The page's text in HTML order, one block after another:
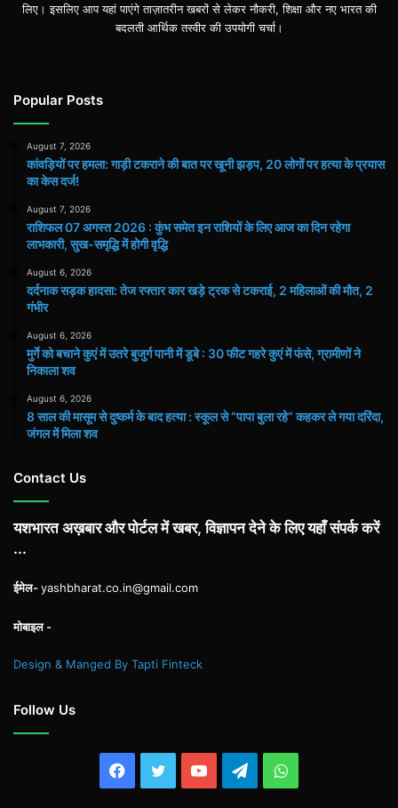
लिए। इसलिए आप यहां पाएंगे ताज़ातरीन खबरों से लेकर नौकरी, शिक्षा और नए भारत की
बदलती आर्थिक तस्वीर की उपयोगी चर्चा।
Popular Posts
August 7, 2026
कांवड़ियों पर हमला: गाड़ी टकराने की बात पर खूनी झड़प, 20 लोगों पर हत्या के प्रयास
का केस दर्ज!
August 7, 2026
राशिफल 07 अगस्त 2026 : कुंभ समेत इन राशियों के लिए आज का दिन रहेगा
लाभकारी, सुख-समृद्धि में होगी वृद्धि
August 6, 2026
दर्दनाक सड़क हादसा: तेज रफ्तार कार खड़े ट्रक से टकराई, 2 महिलाओं की मौत, 2
गंभीर
August 6, 2026
मुर्गे को बचाने कुएं में उतरे बुजुर्ग पानी में डूबे : 30 फीट गहरे कुएं में फंसे, ग्रामीणों ने
निकाला शव
August 6, 2026
8 साल की मासूम से दुष्कर्म के बाद हत्या : स्कूल से “पापा बुला रहे” कहकर ले गया दरिंदा,
जंगल में मिला शव
Contact Us
यशभारत अख़बार और पोर्टल में खबर, विज्ञापन देने के लिए यहाँ संपर्क करें
...
ईमेल-yashbharat.co.in@gmail.com
मोबाइल -
Design & Manged By Tapti Finteck
Follow Us
Facebook
TwitterYouTubeTelegramWhatsApp